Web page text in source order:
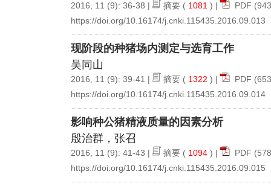
2016, 11 (9): 36-38 | 摘要 ( 1081 ) | PDF
https://doi.org/10.16174/j.cnki.115435.2016.09.013
现阶段的种猪场内测定与选育工作
吴同山
2016, 11 (9): 39-41 | 摘要 ( 1322 ) | PDF
https://doi.org/10.16174/j.cnki.115435.2016.09.014
影响种公猪精液质量的因素分析
殷治群，张召
2016, 11 (9): 41-43 | 摘要 ( 1094 ) | PDF
https://doi.org/10.16174/j.cnki.115435.2016.09.015